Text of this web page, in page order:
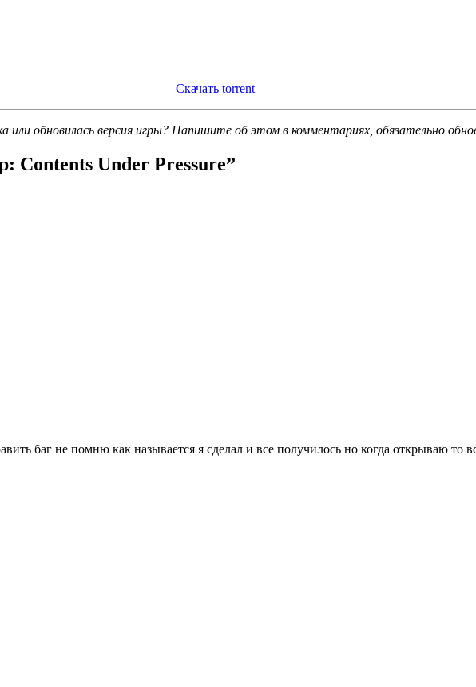
Скачать torrent
или обновилась версия игры? Напишите об этом в комментариях, обязательно
Contents Under Pressure”
баг не помню как называется я сделал и все получилось но когда открываю то